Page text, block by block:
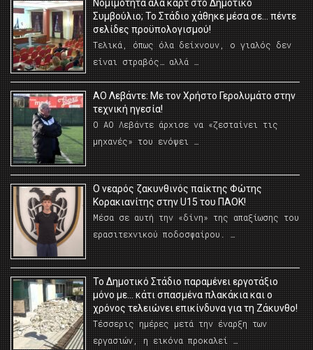
Νομιμότητα αλά καρτ στο Δημοτικό
Συμβούλιο; Το Στάδιο χάθηκε μέσα σε… πέντε
σελίδες προϋπολογισμού!
Τελικά, όπως όλα δείχνουν, ο γιαλός δεν
είναι στραβός… αλλά …
ΑΟ Λεβάντε: Με τον Χρήστο Γερολυμάτο στην
τεχνική ηγεσία!
Ο ΑΟ Λεβάντε άρχισε να «ζεσταίνει τις
μηχανές» του ενόψει …
O νεαρός ζακυνθινός παίκτης Φώτης
Κορακιανίτης στην U15 του ΠΑΟΚ!
Μέσα σε αυτή την «δίνη» της απαξίωσης του
ερασιτεχνικού ποδοσφαίρου. …
Το Δημοτικό Στάδιο παραμένει εργοτάξιο
μόνο με… κάτι σπασμένα πλακάκια και ο
χρόνος τελειώνει επικίνδυνα για τη Ζάκυνθο!
Τέσσερις ημέρες μετά την έναρξη των
εργασιών, η εικόνα προκαλεί …